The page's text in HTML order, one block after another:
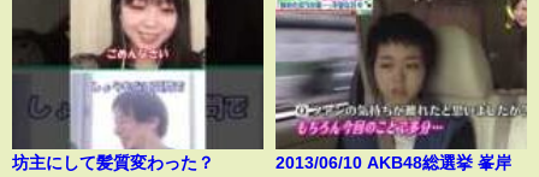
坊主にして髪質変わった？ 2013/06/10 AKB48総選挙 峯岸